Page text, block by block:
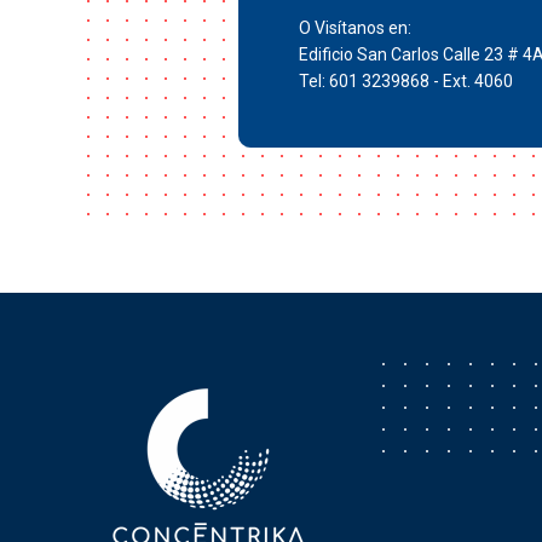
O Visítanos en:
Edificio San Carlos Calle 23 #
Tel: 601 3239868 - Ext. 4060